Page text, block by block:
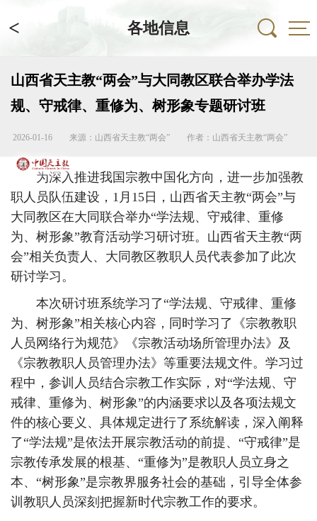
< 各地信息
山西省天主教“两会”与大同教区联合举办学法
规、守戒律、重修为、树形象专题研讨班
2026-01-16 来源：山西省天主教“两会” 作者：山西省天主教“两会”
为深入推进我国宗教中国化方向，进一步加强教
职人员队伍建设，1月15日，山西省天主教“两会”与
大同教区在大同联合举办“学法规、守戒律、重修
为、树形象”教育活动学习研讨班。山西省天主教“两
会”相关负责人、大同教区教职人员代表参加了此次
研讨学习。
本次研讨班系统学习了“学法规、守戒律、重修
为、树形象”相关核心内容，同时学习了《宗教教职
人员网络行为规范》《宗教活动场所管理办法》及
《宗教教职人员管理办法》等重要法规文件。学习过
程中，参训人员结合宗教工作实际，对“学法规、守
戒律、重修为、树形象”的内涵要求以及各项法规文
件的核心要义、具体规定进行了系统解读，深入阐释
了“学法规”是依法开展宗教活动的前提、“守戒律”是
宗教传承发展的根基、“重修为”是教职人员立身之
本、“树形象”是宗教界服务社会的基础，引导全体参
训教职人员深刻把握新时代宗教工作的要求。